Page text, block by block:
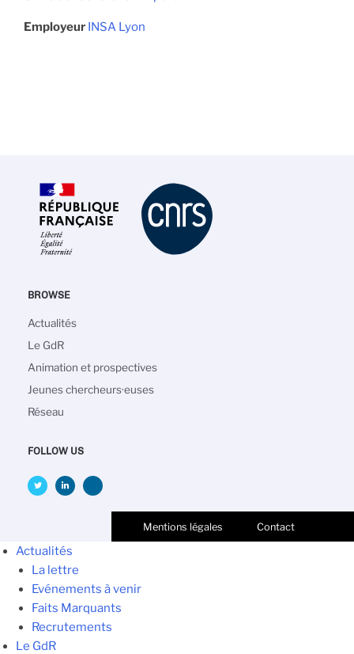
Employeur INSA Lyon
BROWSE
Navigation
principale
Actualités
Le GdR
Animation et prospectives
Jeunes chercheurs·euses
Réseau
FOLLOW US
Mentions légales Contact
Actualités
La lettre
Evénements à venir
Faits Marquants
Recrutements
Le GdR